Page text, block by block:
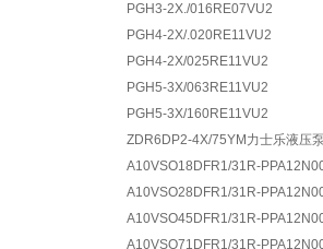
PGH3-2X./016RE07VU2
PGH4-2X/.020RE11VU2
PGH4-2X/025RE11VU2
PGH5-3X/063RE11VU2
PGH5-3X/160RE11VU2
ZDR6DP2-4X/75YM力士乐液压
A10VSO18DFR1/31R-
A10VSO28DFR1/31R-
A10VSO45DFR1/31R-
A10VSO71DFR1/31R-